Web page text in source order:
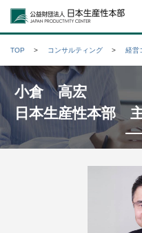
TOP コンサルティング 経営
小倉 高宏
日本生産性本部